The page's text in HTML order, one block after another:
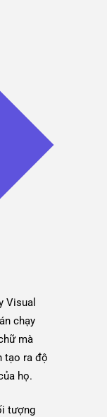
Visual
chạy
mà
tạo ra độ
họ.
tượng